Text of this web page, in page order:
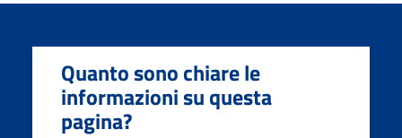
Quanto sono chiare le
informazioni su questa
pagina?